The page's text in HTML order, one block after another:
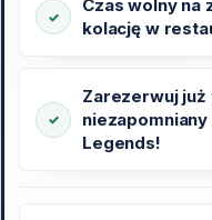
Czas wolny na
kolację w
Zarezerwuj
Legends!